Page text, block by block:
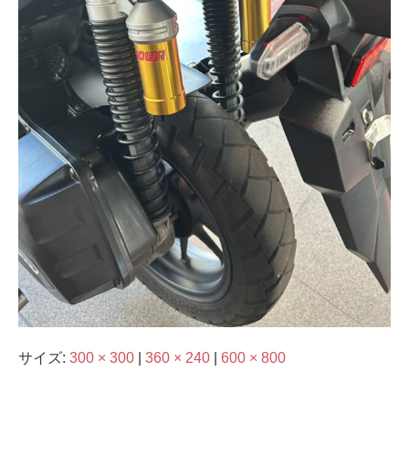
サイズ: 300 × 300 360 × 240 600 × 800